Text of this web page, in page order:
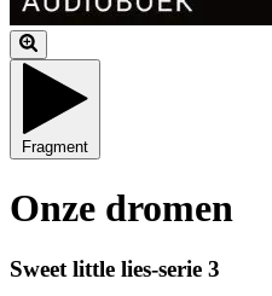
Fragment
Onze dromen
Sweet little lies-serie 3